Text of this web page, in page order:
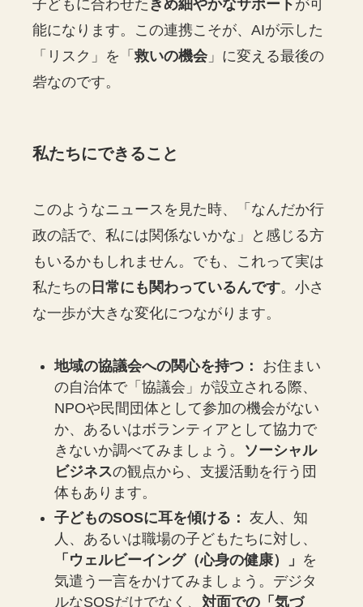
子どもに合わせた きめ細やかなサポート が可
能になります。この連携こそが、AIが示した
「リスク」を「救いの機会 」に変える最後の
砦なのです。
私たちにできること
このようなニュースを見た時、「なんだか行
政の話で、私には関係ないかな」と感じる方
もいるかもしれません。でも、これって実は
私たちの 日常にも関わっているんです。小さ
な一歩が大きな変化につながります。
地域の協議会への関心を持つ：
お住まい
の自治体で「協議会」が設立される際、
NPOや民間団体として参加の機会がない
か、あるいはボランティアとして協力で
きないか調べてみましょう。 ソーシャル
ビジネスの観点から、支援活動を行う団
体もあります。
子どものSOSに耳を傾ける： 友人、知
人、あるいは職場の子どもたちに対し、
「ウェルビーイング（心身の健康）」 を
気遣う一言をかけてみましょう。デジタ
ルなSOSだけでなく、対面での「気づ